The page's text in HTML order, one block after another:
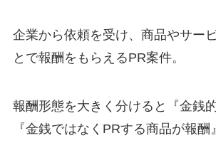
企業から依頼を受け、商品やサー
とで報酬をもらえるPR案件。
報酬形態を大きく分けると『金銭
『金銭ではなくPRする商品が報